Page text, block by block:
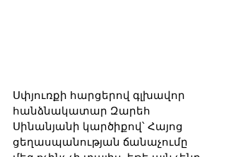
Սփյուռքի հարցերով գլխավոր
հանձնակատար Զարեհ
Սինանյանի կարծիքով՝ Հայոց
ցեղասպանության ճանաչումը